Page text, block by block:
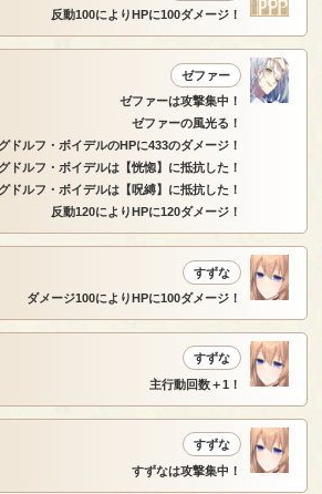
反動100によりHPに100ダメージ！
ゼファー
ゼファーは攻撃集中！
ゼファーの風光る！
グドルフ・ボイデルのHPに433のダメージ！
グドルフ・ボイデルは【恍惚】に抵抗した！
グドルフ・ボイデルは【呪縛】に抵抗した！
反動120によりHPに120ダメージ！
すずな
ダメージ100によりHPに100ダメージ！
すずな
主行動回数＋1！
すずな
すずなは攻撃集中！